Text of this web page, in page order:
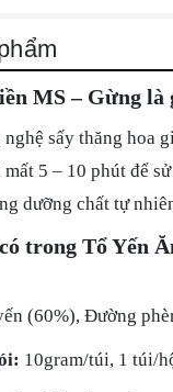
MS – Gừng là
sấy thăng hoa
5 – 10 phút để
dưỡng chất tự
trong Tổ Yến
(60%), Đường
10gram/túi, 1 túi/